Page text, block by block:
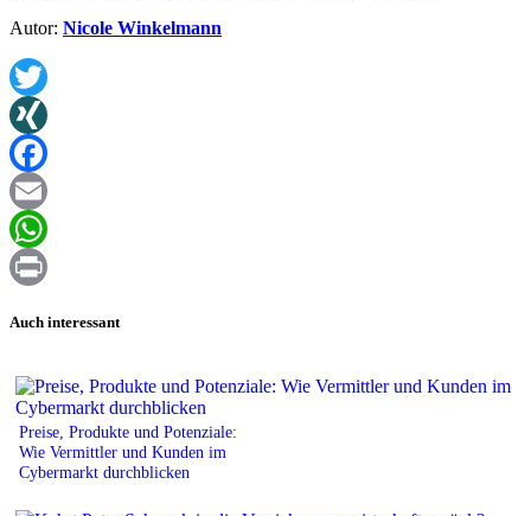
Autor: Nicole Winkelmann
Twitter
XING
Facebook
Email
WhatsApp
Auch interessant
Preise, Produkte und Potenziale:
Wie Vermittler und Kunden im
Cybermarkt durchblicken